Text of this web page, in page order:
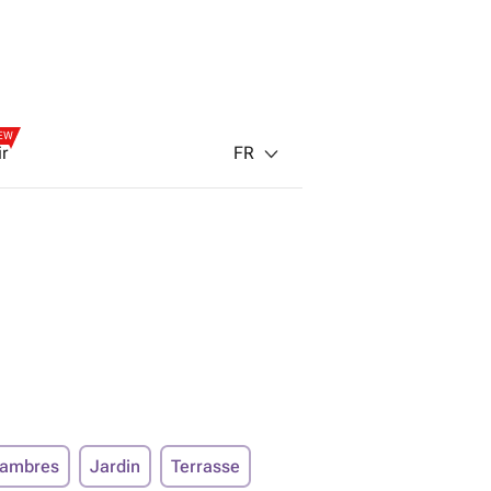
FR
Jardin Terrasse